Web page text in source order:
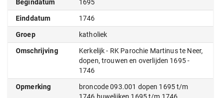
Begindatum 1695
Einddatum 1746
Groep katholiek
Omschrijving
Kerkelijk - RK Parochie Martinus te Neer,
dopen, trouwen en overlijden 1695 -
1746
Opmerking
broncode 093.001 dopen 1695 t/m